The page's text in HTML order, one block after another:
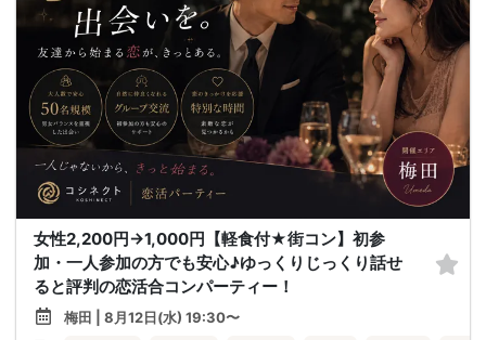
女性2,200円→1,000円【軽食付★街コン】初参
加・一人参加の方でも安心♪ゆっくりじっくり話せ
ると評判の恋活合コンパーティー！
梅田 | 8月12日(水) 19:30〜